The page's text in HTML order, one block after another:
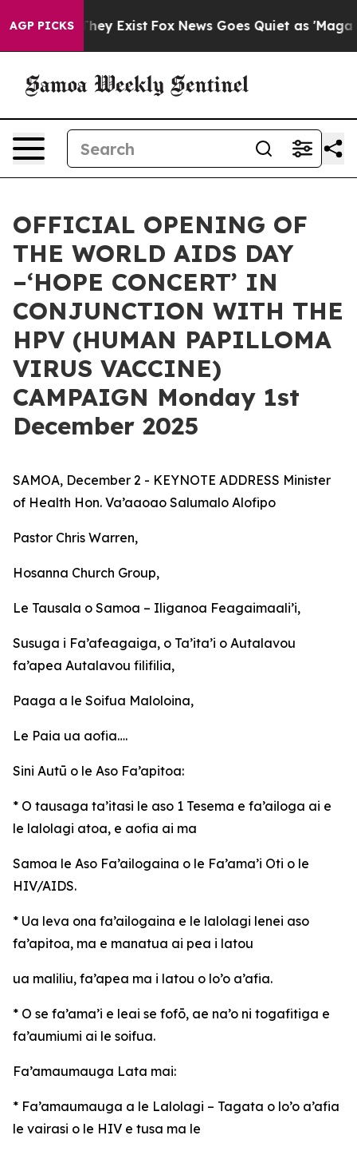
AGP PICKS
They Exist Fox News Goes Quiet as 'Maga
OFFICIAL OPENING OF
THE WORLD AIDS DAY
–‘HOPE CONCERT’ IN
CONJUNCTION WITH THE
HPV (HUMAN PAPILLOMA
VIRUS VACCINE)
CAMPAIGN Monday 1st
December 2025
SAMOA, December 2 - KEYNOTE ADDRESS Minister
of Health Hon. Va’aaoao Salumalo Alofipo
Pastor Chris Warren,
Hosanna Church Group,
Le Tausala o Samoa – Iliganoa Feagaimaali’i,
Susuga i Fa’afeagaiga, o Ta’ita’i o Autalavou
fa’apea Autalavou filifilia,
Paaga a le Soifua Maloloina,
Le Paia ua aofia….
Sini Autū o le Aso Fa’apitoa:
* O tausaga ta’itasi le aso 1 Tesema e fa’ailoga ai e
le lalolagi atoa, e aofia ai ma
Samoa le Aso Fa’ailogaina o le Fa’ama’i Oti o le
HIV/AIDS.
* Ua leva ona fa’ailogaina e le lalolagi lenei aso
fa’apitoa, ma e manatua ai pea i latou
ua maliliu, fa’apea ma i latou o lo’o a’afia.
* O se fa’ama’i e leai se fofō, ae na’o ni togafitiga e
fa’aumiumi ai le soifua.
Fa’amaumauga Lata mai:
* Fa’amaumauga a le Lalolagi – Tagata o lo’o a’afia
le vairasi o le HIV e tusa ma le